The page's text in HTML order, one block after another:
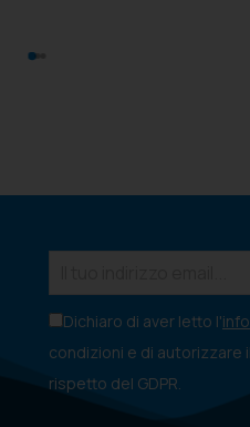
Dichiaro di aver letto l'
condizioni e di autorizzare
rispetto del GDPR.